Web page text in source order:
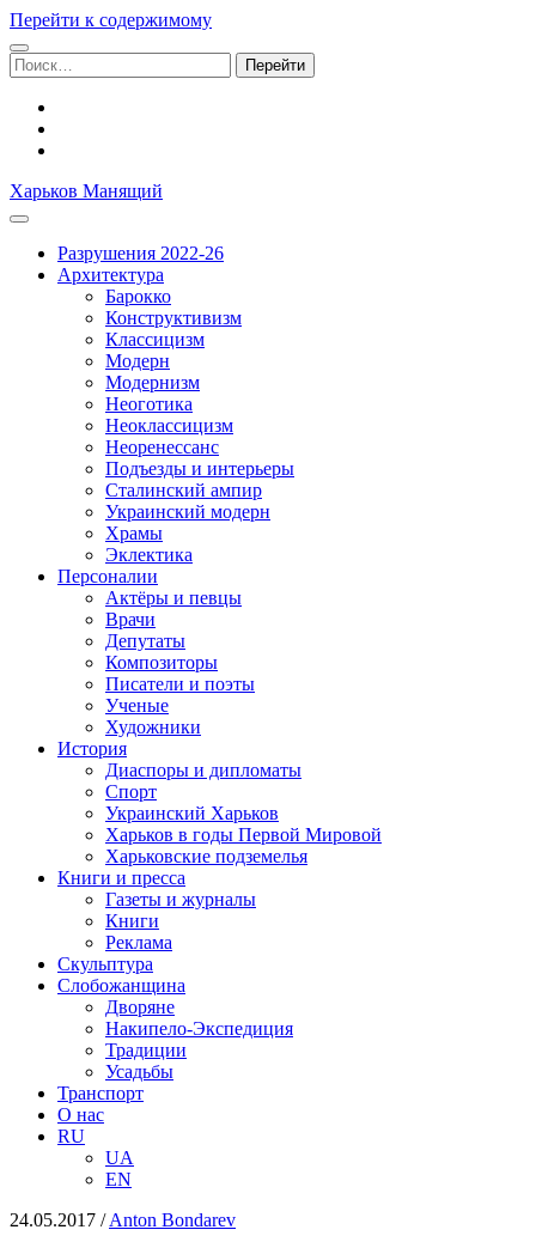
Перейти к содержимому
Поиск:
Харьков Манящий
Разрушения 2022-26
Архитектура
Барокко
Конструктивизм
Классицизм
Модерн
Модернизм
Неоготика
Неоклассицизм
Неоренессанс
Подъезды и интерьеры
Сталинский ампир
Украинский модерн
Храмы
Эклектика
Персоналии
Актёры и певцы
Врачи
Депутаты
Композиторы
Писатели и поэты
Ученые
Художники
История
Диаспоры и дипломаты
Спорт
Украинский Харьков
Харьков в годы Первой Мировой
Харьковские подземелья
Книги и пресса
Газеты и журналы
Книги
Реклама
Скульптура
Слобожанщина
Дворяне
Накипело-Экспедиция
Традиции
Усадьбы
Транспорт
О нас
RU
UA
EN
24.05.2017 /Anton Bondarev